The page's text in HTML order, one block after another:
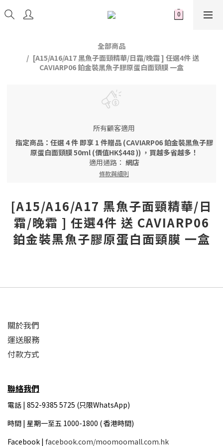
全部商品
[A15/A16/A17 黑魚子面頸精華/日霜/晚霜 ] 任選4件 送
CAVIARP06 鉑金裝黑魚子膠原蛋白面頸膜 一盒
所有顧客適用
指定商品：任選 4 件 即享 1 件贈品 (CAVIARP06 鉑金裝黑魚子膠
原蛋白面頸膜 50ml (價值HK$448 )) ，買越多省越多！
適用通路： 網店
條款與細則
[A15/A16/A17 黑魚子面頸精華/日
霜/晚霜 ] 任選4件 送 CAVIARP06
鉑金裝黑魚子膠原蛋白面頸膜 一盒
關於我們
運送服務
付款方式
聯絡我們
電話 | 852-9385 5725 (只限WhatsApp)
時間 | 星期一至五 1000-1800 ( 香港時間)
Facebook | facebook.com/moomoomall.com.hk